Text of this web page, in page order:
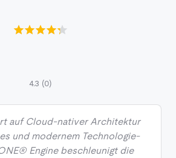
4.3 (0)
auf Cloud-nativer Architektur
und modernem Technologie-
Engine beschleunigt die